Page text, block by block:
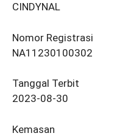
CINDYNAL
Nomor Registrasi
NA11230100302
Tanggal Terbit
2023-08-30
Kemasan